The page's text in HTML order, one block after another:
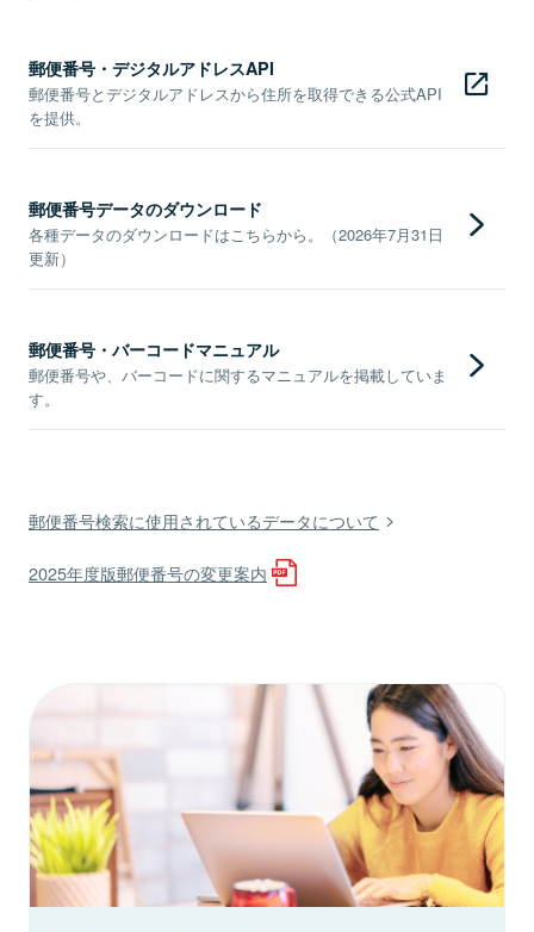
郵便番号・デジタルアドレスAPI
郵便番号とデジタルアドレスから住所を取得できる公式API
を提供。
郵便番号データのダウンロード
各種データのダウンロードはこちらから。（2026年7月31日
更新）
郵便番号・バーコードマニュアル
郵便番号や、バーコードに関するマニュアルを掲載していま
す。
郵便番号検索に使用されているデータについて
2025年度版郵便番号の変更案内